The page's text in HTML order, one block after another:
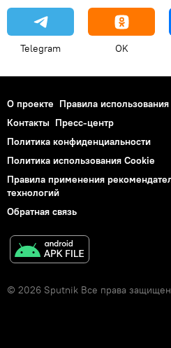
Telegram OK
О проекте Правила использования
Контакты Пресс-центр
Политика конфиденциальности
Политика использования Cookie
Правила применения
технологий
Обратная связь
© 2026 Sputnik Все права